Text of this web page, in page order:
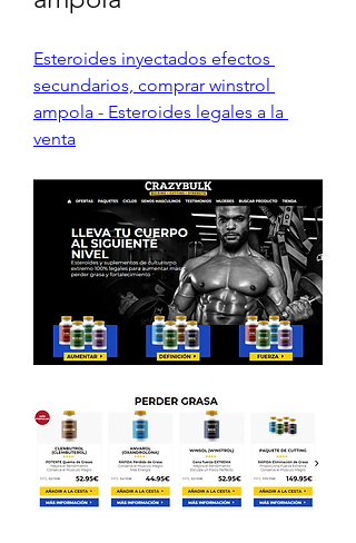
Esteroides inyectados efectos
secundarios, comprar winstrol
ampola - Esteroides legales a la
venta